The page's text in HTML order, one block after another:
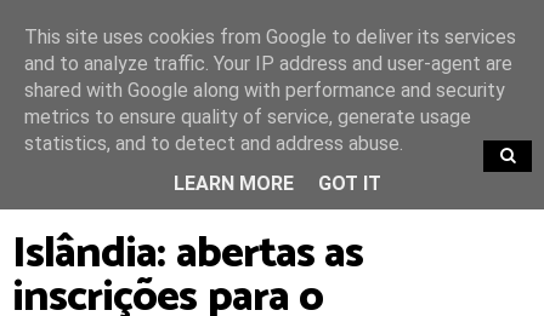
TRENDING
Islândia: abertas as
inscrições para o
This site uses cookies from Google to deliver its services
and to analyze traffic. Your IP address and user-agent are
shared with Google along with performance and security
metrics to ensure quality of service, generate usage
statistics, and to detect and address abuse.
LEARN MORE
GOT IT